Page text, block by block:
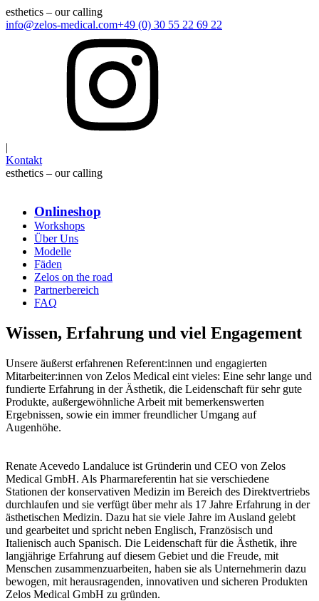
esthetics – our calling
info@zelos-medical.com+49 (0) 30 55 22 69 22
|
Kontakt
esthetics – our calling
Onlineshop
Workshops
Über Uns
Modelle
Fäden
Zelos on the road
Partnerbereich
FAQ
Wissen, Erfahrung und viel Engagement
Unsere äußerst erfahrenen Referent:innen und engagierten
Mitarbeiter:innen von Zelos Medical eint vieles: Eine sehr lange und
fundierte Erfahrung in der Ästhetik, die Leidenschaft für sehr gute
Produkte, außergewöhnliche Arbeit mit bemerkenswerten
Ergebnissen, sowie ein immer freundlicher Umgang auf
Augenhöhe.
Renate Acevedo Landaluce ist Gründerin und CEO von Zelos
Medical GmbH. Als Pharmareferentin hat sie verschiedene
Stationen der konservativen Medizin im Bereich des Direktvertriebs
durchlaufen und sie verfügt über mehr als 17 Jahre Erfahrung in der
ästhetischen Medizin. Dazu hat sie viele Jahre im Ausland gelebt
und gearbeitet und spricht neben Englisch, Französisch und
Italienisch auch Spanisch. Die Leidenschaft für die Ästhetik, ihre
langjährige Erfahrung auf diesem Gebiet und die Freude, mit
Menschen zusammenzuarbeiten, haben sie als Unternehmerin dazu
bewogen, mit herausragenden, innovativen und sicheren Produkten
Zelos Medical GmbH zu gründen.